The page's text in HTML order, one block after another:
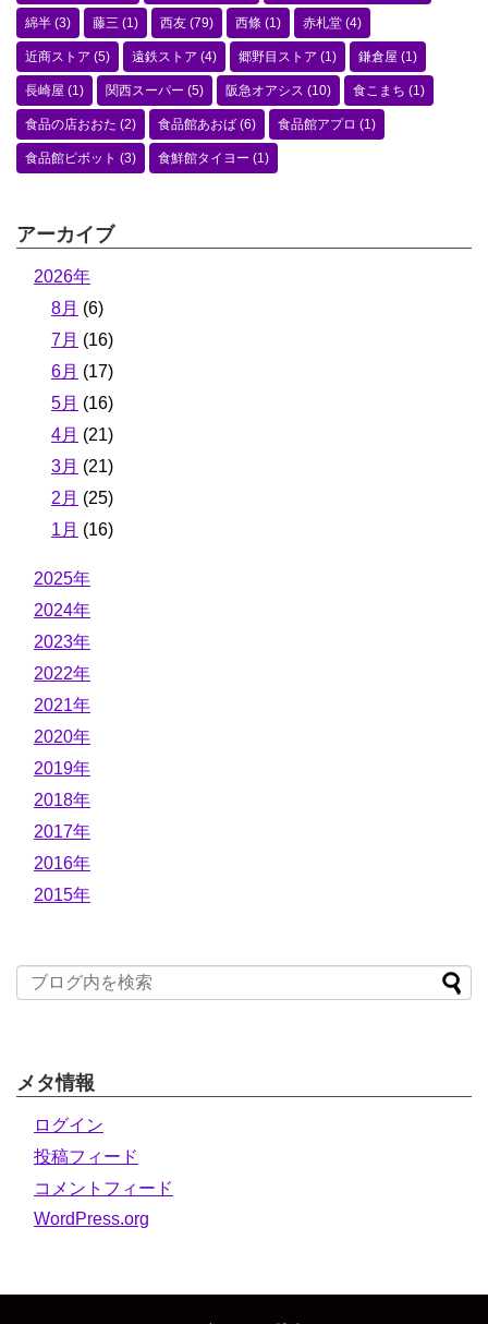
綿半 (3) 藤三 (1) 西友 (79) 西條 (1) 赤札堂 (4)
近商ストア (5) 遠鉄ストア (4) 郷野目ストア (1) 鎌倉屋 (1)
長崎屋 (1) 関西スーパー (5) 阪急オアシス (10) 食こまち (1)
食品の店おおた (2) 食品館あおば (6) 食品館アプロ (1)
食品館ピボット (3) 食鮮館タイヨー (1)
アーカイブ
2026年
8月 (6)
7月 (16)
6月 (17)
5月 (16)
4月 (21)
3月 (21)
2月 (25)
1月 (16)
2025年
2024年
2023年
2022年
2021年
2020年
2019年
2018年
2017年
2016年
2015年
メタ情報
ログイン
投稿フィード
コメントフィード
WordPress.org